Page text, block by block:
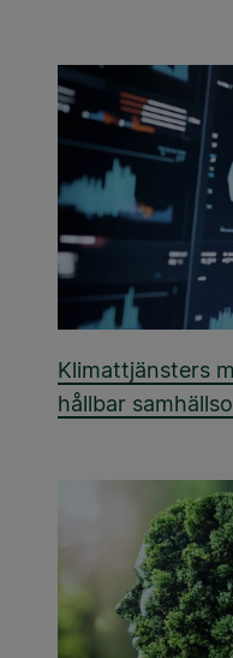
Klimattjänsters
hållbar